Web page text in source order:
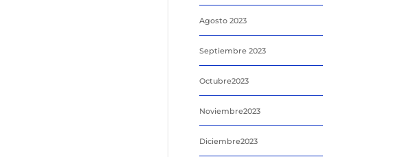
Agosto 2023
Septiembre 2023
Octubre2023
Noviembre2023
Diciembre2023